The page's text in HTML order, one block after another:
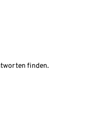
finden.